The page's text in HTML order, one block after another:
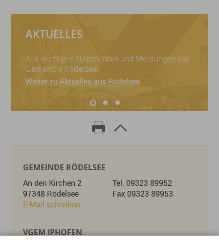
AKTUELLES
Alle wichtigen Nachrichten und Meldungen der
Gemeinde Rödelsee!
Weiter zu Aktuelles aus Rödelsee
GEMEINDE RÖDELSEE
An den Kirchen 2
97348 Rödelsee
E-Mail schreiben
Tel. 09323 89952
Fax 09323 89953
VGEM IPHOFEN